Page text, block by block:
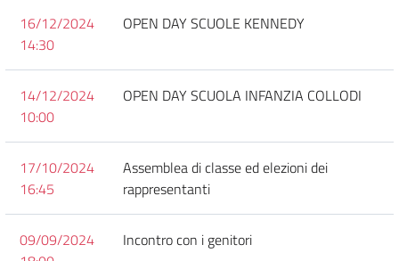
16/12/2024
14:30
OPEN DAY SCUOLE KENNEDY
14/12/2024
10:00
OPEN DAY SCUOLA INFANZIA COLLODI
17/10/2024
16:45
Assemblea di classe ed elezioni dei
rappresentanti
09/09/2024
Incontro con i genitori